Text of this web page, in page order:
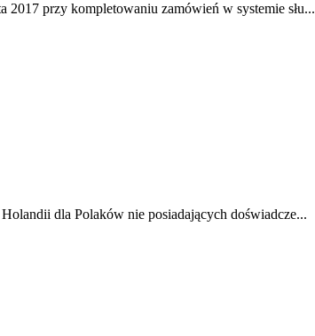
przy kompletowaniu zamówień w systemie słu...
dla Polaków nie posiadających doświadcze...